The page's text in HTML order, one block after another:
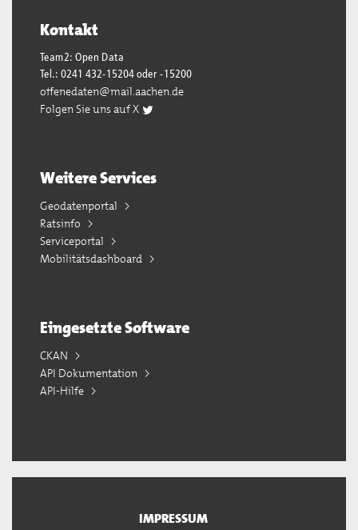
Kontakt
Team2: Open Data
Tel.: 0241 432-15204 oder -15200
offenedaten@mail.aachen.de
Folgen Sie uns auf X
Weitere Services
Geodatenportal
Ratsinfo
Serviceportal
Mobilitätsdashboard
Eingesetzte Software
CKAN
API Dokumentation
API-Hilfe
IMPRESSUM